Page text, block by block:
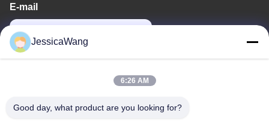
E-mail
JessicaWang
6:26 AM
Good day, what product are you looking for?